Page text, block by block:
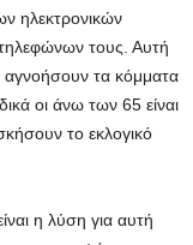
ηλεκτρονικών
τους. Αυτή
τα κόμματα
οι άνω των 65 είναι
το εκλογικό
η λύση για αυτή